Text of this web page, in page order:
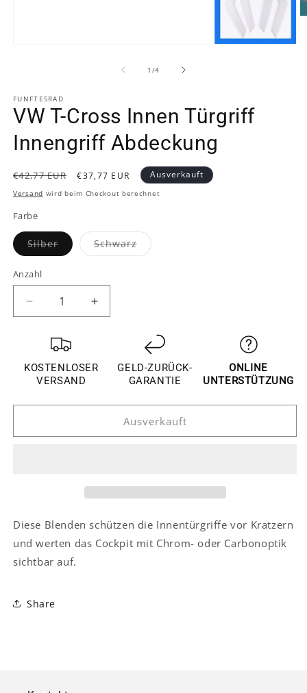
1 /von
4
FUNFTESRAD
VW T-Cross Innen Türgriff
Innengriff Abdeckung
Normaler
Preis
€42,77 EUR Verkaufspreis
€37,77 EUR Ausverkauft
Versand wird beim Checkout berechnet
Farbe
SilberVariante
ausverkauft
SchwarzVariante
ausverkauft
Anzahl
Verringere
die
Menge
VW
T-
Innen
Innengriff
Erhöhe
die
VW
Innen
Türgriff
Innengriff
KOSTENLOSER
VERSAND
GELD-ZURÜCK-
GARANTIE
ONLINE
UNTERSTÜTZUNG
Ausverkauft
Diese Blenden schützen die Innentürgriffe vor Kratzern
und werten das Cockpit mit Chrom- oder Carbonoptik
sichtbar auf.
Share